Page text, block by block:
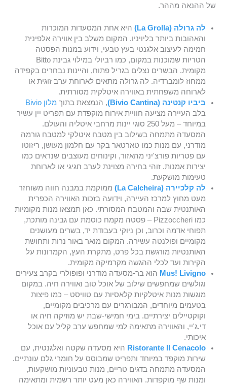
של ההנאה מההר.
לה גרולה (La Grolla)
היא אחת המסעדות המוכרות
והאהובות ביותר בליויניו. המקום משלב בין אווירה אלפינית
חמימה לעיצוב אלגנטי בעץ טבעי, וידוע במנות הפסטה
הטריות שמוכנות במקום, כמו רביולי במילוי גבינת Bitto
מקומית. הבשרים נצלים בגריל פתוח, והיינות נבחרים בקפידה
ממחוז לומברדיה. לה גרולה מתאים לארוחת ערב זוגית או
לארוחה משפחתית באווירה איטלקית מסורתית.
ביביו קנטינה (Bivio Cantina)
, הנמצאת בתוך מלון Bivio
בלב העיירה מציעה חוויית אירוח מוקפדת עם תפריט יין עשיר
במיוחד – מעל 250 סוגי יינות מרחבי איטליה והעולם.
המסעדה מתמחה בשילוב בין מטבח איטלקי למטבח גורמה
מודרני, עם מנות כמו טארטאר בקר עם חלמון מעושן, ריזוטו
עם פטריות פורצ'יני מהאזור, וקינוחים מעוצבים שנראים כמו
יצירות אמנות. זוהי בחירה מצוינת לערב חגיגי או לארוחת
טעימות מושקעת.
לה קלכיירה (La Calcheira)
ממוקמת במבנה חווה משוחזר
מעט מחוץ למרכז העיירה, וידועה בזכות האווירה הכפרית
האותנטית שבה והמטבח המסורתי. כאן תמצאו מנות מקומיות
כמו Pizzoccheri – פסטה מקמח כוסמת עם גבינה מותכת,
תפוחי אדמה וכרוב, וכן ניוקי בעבודת יד, בשרים מעושנים
מקומיים ופולנטה עשירה. המקום מואר באור נרות ותחושת
האותנטיות מורגשת בכל פרט, מתקרת העץ, הקמרונות על
הקירות ועד לכלי ההגשה מקרמיקה מקומית.
Mus! Livigno הוא בר-מסעדה מודרני ופופולרי בקרב צעירים
וגולשים שמחפשים שילוב של אוכל טוב ואווירה חיה. במקום
מוגשות מנות איטלקיות קלאסיות עם טוויסט – כמו פיצות
בטעמים מיוחדים, המבורגרים עם מרכיבים מקומיים,
וקוקטיילים יצירתיים. בימי חמישי-שבת יש מוזיקה חיה או
די.ג'יי, והאווירה מתאימה למי שמחפש ערב קליל עם אוכל
איכותי.
Ristorante Il Cenacolo היא מסעדה שקטה ואלגנטית, עם
שירות מוקפד במיוחד ותפריט שמבוסס על חומרי גלם עונתיים.
המסעדה מתמחה בדגים טריים, מנות טבעוניות מושקעות,
ומנות שף מוקפדות. האווירה כאן מעט יותר רשמית ומתאימה